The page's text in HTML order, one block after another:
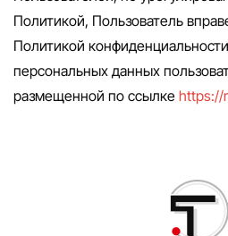
Политикой, Пользователь
Политикой
персональных данных
размещенной по ссылке https://